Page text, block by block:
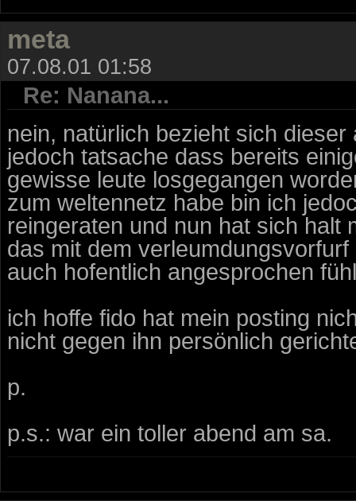
meta
07.08.01 01:58
Re: Nanana...
nein, natürlich bezieht sich
jedoch tatsache dass bereits
gewisse leute losgegangen
zum weltennetz habe bin ich
reingeraten und nun hat sich halt
das mit dem
auch hofentlich angesprochen
ich hoffe fido hat mein posting
nicht gegen ihn persönlich
p.
p.s.: war ein toller abend am sa.